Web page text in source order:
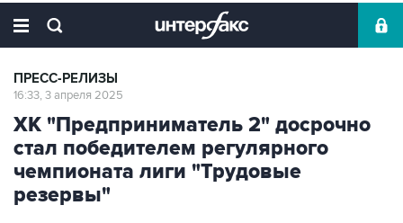
ПРЕСС-РЕЛИЗЫ
16:33, 3 апреля 2025
ХК "Предприниматель 2" досрочно
стал победителем регулярного
чемпионата лиги "Трудовые
резервы"